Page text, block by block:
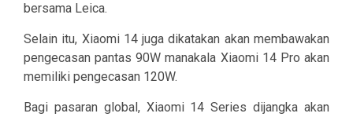
bersama Leica.
Selain itu, Xiaomi 14 juga dikatakan akan membawakan
pengecasan pantas 90W manakala Xiaomi 14 Pro akan
memiliki pengecasan 120W.
Bagi pasaran global, Xiaomi 14 Series dijangka akan